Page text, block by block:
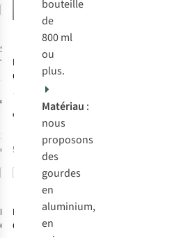
Comparer
Sigg
Gourde
Traveller 1L
€21,95
1
disponible
Comparer
Dopper
Gourde
Original
€14,95
5
couleurs disponibles
Comparer
Dopper
Gourde
Original
DopperGourde
Original
bouteille
de
800 ml
ou
plus.
Matériau :
nous
proposons
des
gourdes
en
aluminium,
en